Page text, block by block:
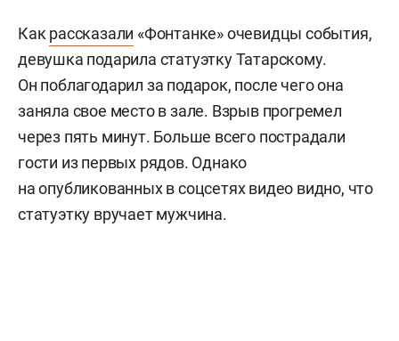
Как рассказали «Фонтанке» очевидцы события,
девушка подарила статуэтку Татарскому.
Он поблагодарил за подарок, после чего она
заняла свое место в зале. Взрыв прогремел
через пять минут. Больше всего пострадали
гости из первых рядов. Однако
на опубликованных в соцсетях видео видно, что
статуэтку вручает мужчина.